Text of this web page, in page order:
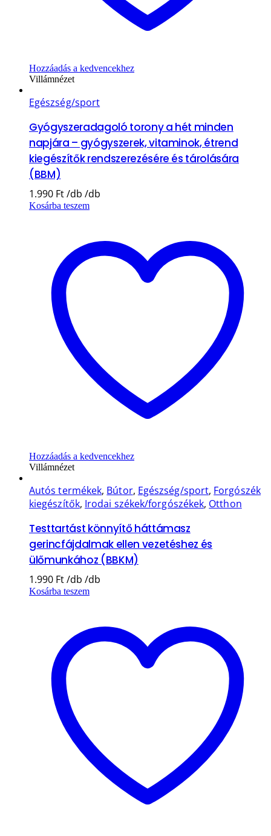
Hozzáadás a kedvencekhez
Villámnézet
Egészség/sport
Gyógyszeradagoló torony a hét minden
napjára – gyógyszerek, vitaminok, étrend
kiegészítők rendszerezésére és tárolására
(BBM)
1.990 Ft
Kosárba teszem
Hozzáadás a kedvencekhez
Villámnézet
Autós termékek, Bútor, Egészség/sport, Forgószék
kiegészítők, Irodai székek/forgószékek, Otthon
Testtartást könnyítő háttámasz
gerincfájdalmak ellen vezetéshez és
ülőmunkához (BBKM)
1.990 Ft
Kosárba teszem